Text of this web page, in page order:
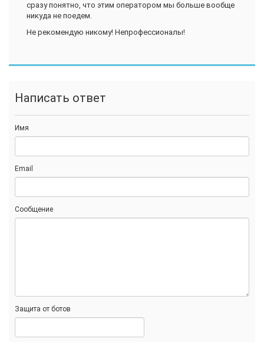
сразу понятно, что этим оператором мы больше вообще
никуда не поедем.
Не рекомендую никому! Непрофессионалы!
Написать ответ
Имя
Email
Сообщение
Защита от ботов